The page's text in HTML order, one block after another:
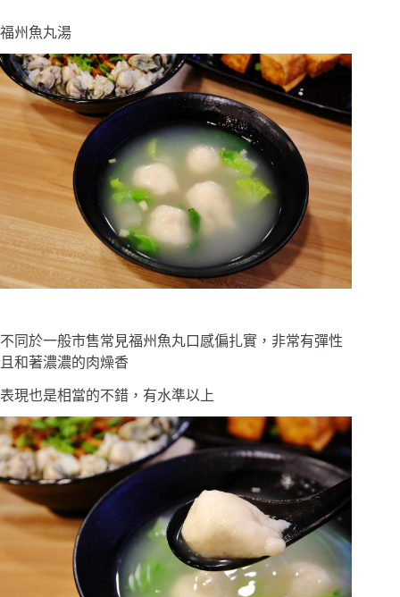
福州魚丸湯
不同於一般市售常見福州魚丸口感偏扎實，非常有彈性
且和著濃濃的肉燥香
表現也是相當的不錯，有水準以上